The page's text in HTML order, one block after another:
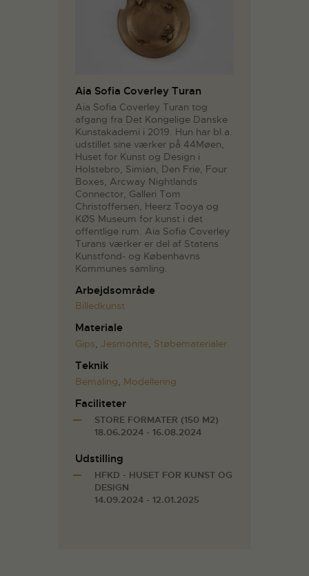
Aia Sofia Coverley Turan
Aia Sofia Coverley Turan tog
afgang fra Det Kongelige Danske
Kunstakademi i 2019. Hun har bl.a.
udstillet sine værker på 44Møen,
Huset for Kunst og Design i
Holstebro, Simian, Den Frie, Four
Boxes, Arcway Nightlands
Connector, Galleri Tom
Christoffersen, Heerz Tooya og
KØS Museum for kunst i det
offentlige rum. Aia Sofia Coverley
Turans værker er del af Statens
Kunstfond- og Københavns
Kommunes samling.
Arbejdsområde
Billedkunst
Materiale
Gips, Jesmonite, Støbematerialer
Teknik
Bemaling, Modellering
Faciliteter
STORE FORMATER (150 M2)
18.06.2024 - 16.08.2024
Udstilling
HFKD - HUSET FOR KUNST OG
DESIGN
14.09.2024 - 12.01.2025